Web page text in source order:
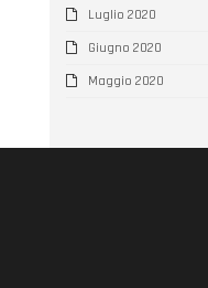
Luglio 2020
Giugno 2020
Maggio 2020